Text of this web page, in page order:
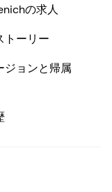
の求人
トーリー
ジョンと帰属